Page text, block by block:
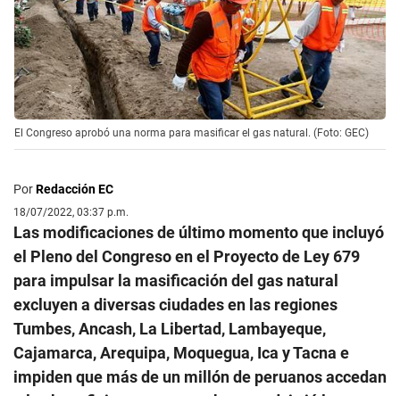
El Congreso aprobó una norma para masificar el gas natural. (Foto: GEC)
PorRedacción EC
18/07/2022, 03:37 p.m.
Las modificaciones de último momento que incluyó
el Pleno del Congreso en el Proyecto de Ley 679
para impulsar la masificación del gas natural
excluyen a diversas ciudades en las regiones
Tumbes, Ancash, La Libertad, Lambayeque,
Cajamarca, Arequipa, Moquegua, Ica y Tacna e
impiden que más de un millón de peruanos accedan